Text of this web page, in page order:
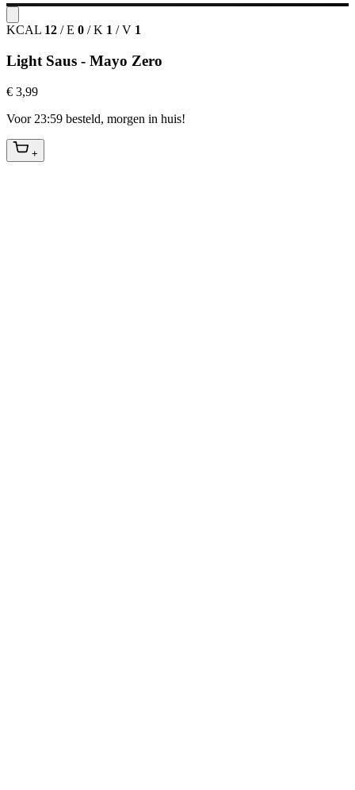
KCAL 12 / E 0 / K 1 / V 1
Light Saus - Mayo Zero
€ 3,99
Voor 23:59 besteld, morgen in huis!
+